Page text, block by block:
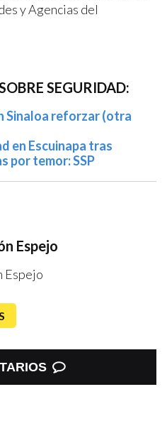
y Agencias del
SEGURIDAD:
Sinaloa reforzar (otra
en Escuinapa tras
por temor: SSP
Espejo
Espejo